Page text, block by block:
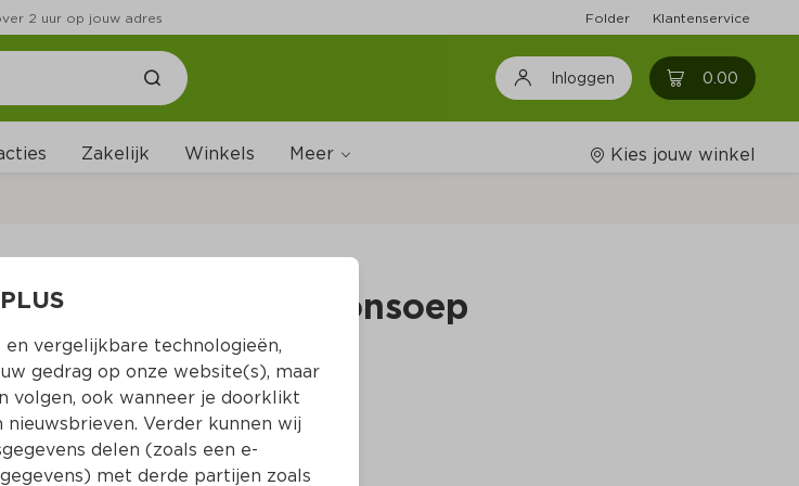
2 uur op jouw adres Folder Klantenservice
Inloggen 0.00 0
Zakelijk Winkels Meer Kies jouw winkel
Soep Champignonsoep
500 ml  (per liter €7.98)
vergelijkbare technologieën,
gedrag op onze website(s), maar
volgen, ook wanneer je doorklikt
nieuwsbrieven. Verder kunnen wij
delen (zoals een e-
met derde partijen zoals